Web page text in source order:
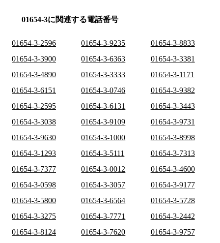
01654-3に関連する電話番号
01654-3-2596 01654-3-9235
01654-3-8833
01654-3-3900
01654-3-6363
01654-3-3381
01654-3-4890
01654-3-3333
01654-3-1171
01654-3-6151
01654-3-0746
01654-3-9382
01654-3-2595
01654-3-6131
01654-3-3443
01654-3-3038
01654-3-9109
01654-3-9731
01654-3-9630
01654-3-1000
01654-3-8998
01654-3-1293
01654-3-5111
01654-3-7313
01654-3-7377
01654-3-0012
01654-3-4600
01654-3-0598
01654-3-3057
01654-3-9177
01654-3-5800
01654-3-6564
01654-3-5728
01654-3-3275
01654-3-7771
01654-3-2442
01654-3-8124
01654-3-7620
01654-3-9757